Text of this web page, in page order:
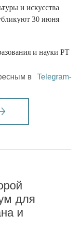
и искусства
30 июня
и науки РТ
в
Telegram-
для
и